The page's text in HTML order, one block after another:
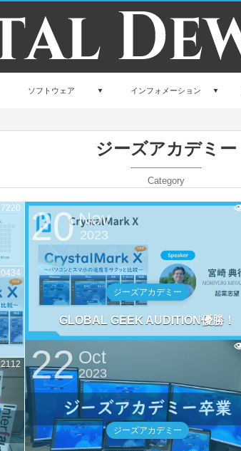
ソフトウェア インフォメーション
ジーズアカデミー
Category
ジーズアカデミー
GLOBAL GEEK AUDITION優勝！
20Nov
2023
ジーズアカデミー
22 Oct
2023